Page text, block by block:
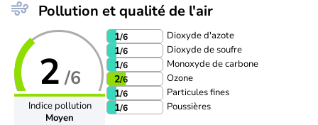
Pollution et qualité de l'air
2 /6
Indice pollution
Moyen
1/6 Dioxyde d'azote
1/6 Dioxyde de soufre
1/6 Monoxyde de carbone
2/6 Ozone
1/6 Particules fines
1/6 Poussières